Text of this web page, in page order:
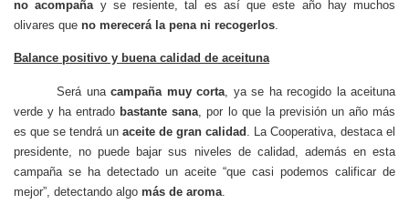
no acompaña y se resiente, tal es así que este año hay muchos
olivares que no merecerá la pena ni recogerlos
Balance positivo y buena calidad de aceituna
Será unacampaña muy corta , ya se ha recogido la aceituna
verde y ha entrado bastante sana , por lo que la previsión un año más
es que se tendrá un aceite de gran calidad . La Cooperativa, destaca el
presidente, no puede bajar sus niveles de calidad, además en esta
campaña se ha detectado un aceite “que casi podemos calificar de
mejor”, detectando algo más de aroma